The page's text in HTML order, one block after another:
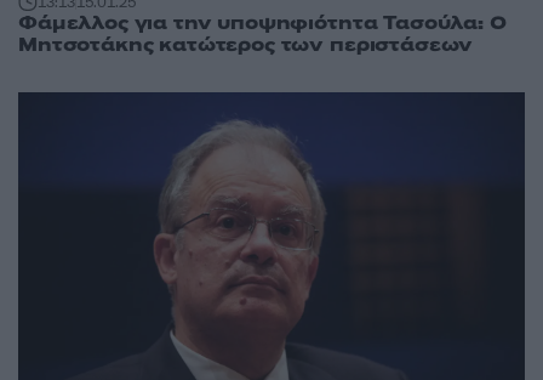
Φάμελλος για την υποψηφιότητα Τασούλα: Ο
Μητσοτάκης κατώτερος των περιστάσεων